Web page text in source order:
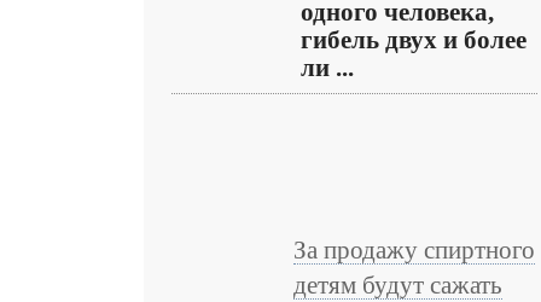
одного человека,
гибель двух и более
ли ...
За продажу спиртного
детям будут сажать